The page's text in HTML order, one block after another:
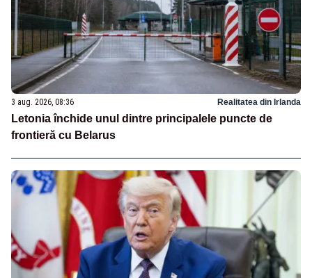
3 aug. 2026, 08:36 Realitatea din Irlanda
Letonia închide unul dintre principalele puncte de
frontieră cu Belarus